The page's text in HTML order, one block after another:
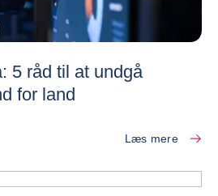
5 råd til at undgå
for land
Læs mere